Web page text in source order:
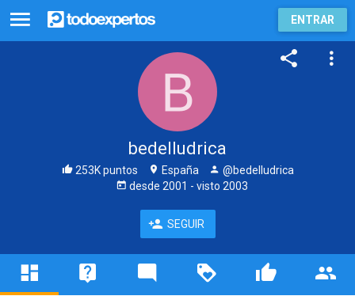
ENTRAR
bedelludrica
253K puntos España
@bedelludrica
desde 2001 - visto 2003
SEGUIR